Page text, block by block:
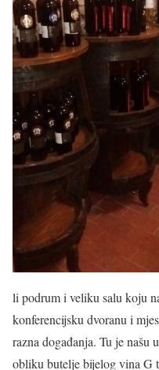
li podrum i veliku salu koju
konferencijsku dvoranu i
razna događanja. Tu je našu
obliku butelje bijelog vina G